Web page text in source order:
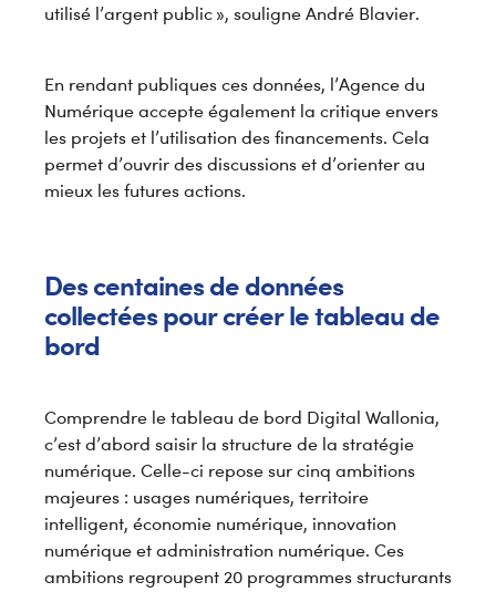
utilisé l’argent public », souligne André Blavier.
En rendant publiques ces données, l’Agence du
Numérique accepte également la critique envers
les projets et l’utilisation des financements. Cela
permet d’ouvrir des discussions et d’orienter au
mieux les futures actions.
Des centaines de données
collectées pour créer le tableau de
bord
Comprendre le tableau de bord Digital Wallonia,
c’est d’abord saisir la structure de la stratégie
numérique. Celle-ci repose sur cinq ambitions
majeures : usages numériques, territoire
intelligent, économie numérique, innovation
numérique et administration numérique. Ces
ambitions regroupent 20 programmes structurants